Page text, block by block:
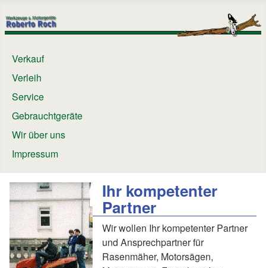
Verkauf
Verleih
Service
Gebrauchtgeräte
Wir über uns
Impressum
Ihr kompetenter
Partner
Wir wollen Ihr kompetenter Partner
und Ansprechpartner für
Rasenmäher, Motorsägen,